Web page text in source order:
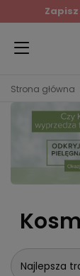
Strona główna
Najlepsza